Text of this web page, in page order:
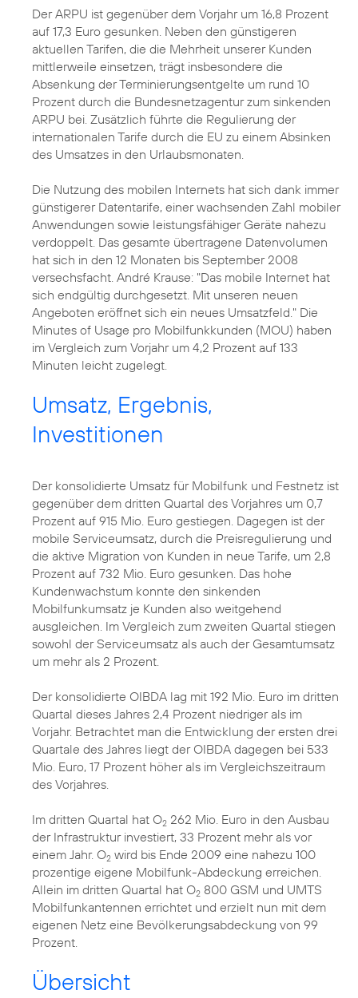
Der ARPU ist gegenüber dem Vorjahr um 16,8 Prozent
auf 17,3 Euro gesunken. Neben den günstigeren
aktuellen Tarifen, die die Mehrheit unserer Kunden
mittlerweile einsetzen, trägt insbesondere die
Absenkung der Terminierungsentgelte um rund 10
Prozent durch die Bundesnetzagentur zum sinkenden
ARPU bei. Zusätzlich führte die Regulierung der
internationalen Tarife durch die EU zu einem Absinken
des Umsatzes in den Urlaubsmonaten.
Die Nutzung des mobilen Internets hat sich dank immer
günstigerer Datentarife, einer wachsenden Zahl mobiler
Anwendungen sowie leistungsfähiger Geräte nahezu
verdoppelt. Das gesamte übertragene Datenvolumen
hat sich in den 12 Monaten bis September 2008
versechsfacht. André Krause: "Das mobile Internet hat
sich endgültig durchgesetzt. Mit unseren neuen
Angeboten eröffnet sich ein neues Umsatzfeld." Die
Minutes of Usage pro Mobilfunkkunden (MOU) haben
im Vergleich zum Vorjahr um 4,2 Prozent auf 133
Minuten leicht zugelegt.
Umsatz, Ergebnis,
Investitionen
Der konsolidierte Umsatz für Mobilfunk und Festnetz ist
gegenüber dem dritten Quartal des Vorjahres um 0,7
Prozent auf 915 Mio. Euro gestiegen. Dagegen ist der
mobile Serviceumsatz, durch die Preisregulierung und
die aktive Migration von Kunden in neue Tarife, um 2,8
Prozent auf 732 Mio. Euro gesunken. Das hohe
Kundenwachstum konnte den sinkenden
Mobilfunkumsatz je Kunden also weitgehend
ausgleichen. Im Vergleich zum zweiten Quartal stiegen
sowohl der Serviceumsatz als auch der Gesamtumsatz
um mehr als 2 Prozent.
Der konsolidierte OIBDA lag mit 192 Mio. Euro im dritten
Quartal dieses Jahres 2,4 Prozent niedriger als im
Vorjahr. Betrachtet man die Entwicklung der ersten drei
Quartale des Jahres liegt der OIBDA dagegen bei 533
Mio. Euro, 17 Prozent höher als im Vergleichszeitraum
des Vorjahres.
Im dritten Quartal hat O2 262 Mio. Euro in den Ausbau
der Infrastruktur investiert, 33 Prozent mehr als vor
einem Jahr. O2 wird bis Ende 2009 eine nahezu 100
prozentige eigene Mobilfunk-Abdeckung erreichen.
Allein im dritten Quartal hat O2 800 GSM und UMTS
Mobilfunkantennen errichtet und erzielt nun mit dem
eigenen Netz eine Bevölkerungsabdeckung von 99
Prozent.
Übersicht